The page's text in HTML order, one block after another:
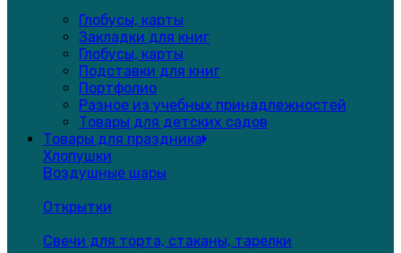
Глобусы, карты
Закладки для книг
Глобусы, карты
Подставки для книг
Портфолио
Разное из учебных принадлежностей
Товары для детских садов
Товары для праздника
Хлопушки
Воздушные шары
Открытки
Свечи для торта, стаканы, тарелки